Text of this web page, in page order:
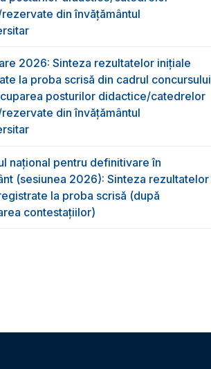
din învăţământul
2026: Sinteza rezultatelor inițiale
la proba scrisă din cadrul concursului
posturilor didactice/catedrelor
din învăţământul
național pentru definitivare în
(sesiunea 2026): Sinteza rezultatelor
la proba scrisă (după
contestațiilor)